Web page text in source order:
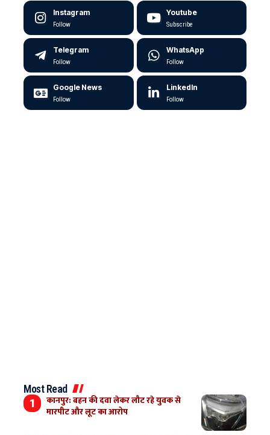
Instagram
Follow
Youtube
Subscribe
Telegram
Follow
WhatsApp
Follow
Google News
Follow
LinkedIn
Follow
Most Read
कानपुर: बहन की दवा लेकर लौट रहे युवक से
मारपीट और लूट का आरोप